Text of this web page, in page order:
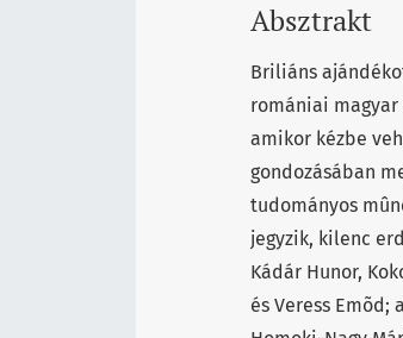
Absztrakt
Briliáns
romániai magyar
amikor kézbe
gondozásában
tudományos
jegyzik, kilenc
Kádár Hunor,
és Veress Emõd;